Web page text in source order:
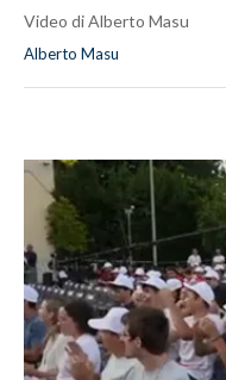
Video di Alberto Masu
Alberto Masu